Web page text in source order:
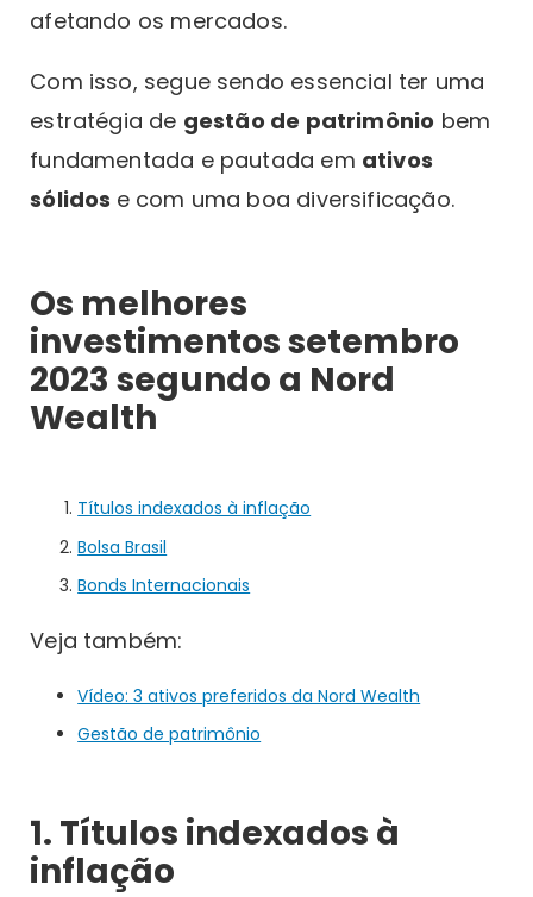
afetando os mercados.
Com isso, segue sendo essencial ter uma
estratégia de gestão de patrimônio bem
fundamentada e pautada em ativos
sólidos e com uma boa diversificação.
Os melhores
investimentos setembro
2023 segundo a Nord
Wealth
Títulos indexados à inflação
Bolsa Brasil
Bonds Internacionais
Veja também:
Vídeo: 3 ativos preferidos da Nord Wealth
Gestão de patrimônio
1. Títulos indexados à
inflação